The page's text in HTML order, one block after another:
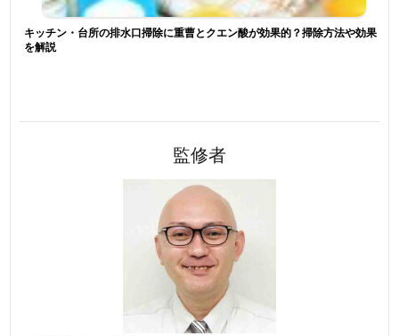
キッチン・台所の排水口掃除に重曹とクエン酸が効果的？掃除方法や効果
を解説
監修者